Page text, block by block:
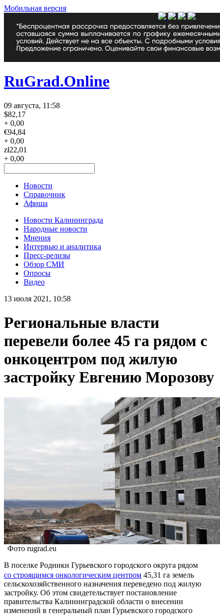
Мобильная версия
RuGrad.Online
09 августа, 11:58
$82,17
+ 0,00
€94,84
+ 0,00
zł22,01
+ 0,00
Новости
Справочник
Афиша
Новости Калининграда
Народные новости
Мнения
Интервью и аналитика
Пресс-релизы
Обзор СМИ
Опросы
Видео
13 июля 2021, 10:58
Региональные власти
перевели более 45 га рядом с
онкоцентром под жилую
застройку Евгению Морозову
Фото rugrad.eu
В поселке Родники Гурьевского городского округа рядом
со строящимся онкологическим центром 45,31 га земель
сельскохозяйственного назначения переведено под жилую
застройку. Об этом свидетельствует постановление
правительства Калининградской области о внесении
изменений в генеральный план Гурьевского городского